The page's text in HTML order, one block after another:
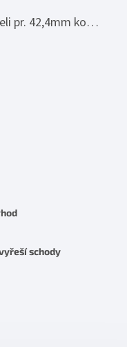
Madlo z nerezové oceli pr. 42,4mm komplet - model 0116 - 3000mm
hvězdiček.
schody